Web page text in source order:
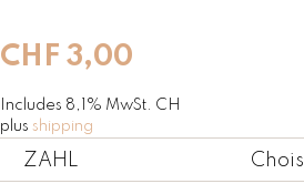
CHF 3,00
Includes 8,1% MwSt. CH
plus shipping
ZAHL